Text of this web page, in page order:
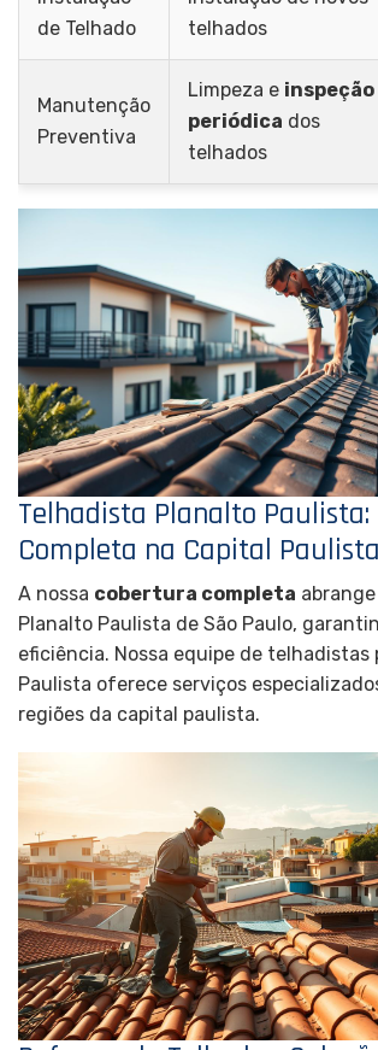
de Telhado
telhados
Manutenção
Preventiva
Limpeza e inspeção
periódica dos
telhados
Telhadista Planalto Paulista:
Completa na Capital Paulista
A nossa cobertura completa
Planalto Paulista de São Paulo,
eficiência. Nossa equipe de telhadistas
Paulista oferece serviços
regiões da capital paulista.